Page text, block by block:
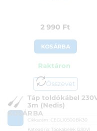
2 990 Ft
KOSÁRBA
Raktáron
Összevet
KOSÁRBA
Táp toldókábel
3m (Nedis)
Cikkszám: CEGL10500BK30
Kategória:
Tápkábelek (230V)